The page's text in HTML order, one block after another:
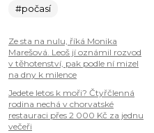
#počasí
Ze sta na nulu, říká Monika
Marešová. Leoš jí oznámil rozvod
v těhotenství, pak podle ní mizel
na dny k milence
Jedete letos k moři? Čtyřčlenná
rodina nechá v chorvatské
restauraci přes 2 000 Kč za jednu
večeři